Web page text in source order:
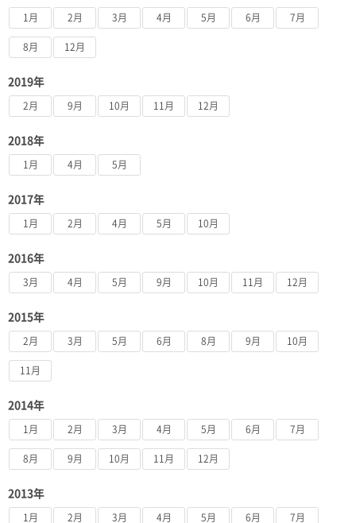
1月 2月 3月 4月 5月 6月 7月
8月 12月
2019年
2月 9月 10月 11月 12月
2018年
1月 4月 5月
2017年
1月 2月 4月 5月 10月
2016年
3月 4月 5月 9月 10月 11月 12月
2015年
2月 3月 5月 6月 8月 9月 10月
11月
2014年
1月 2月 3月 4月 5月 6月 7月
8月 9月 10月 11月 12月
2013年
1月 2月 3月 4月 5月 6月 7月